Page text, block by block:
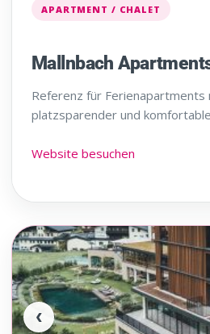
APARTMENT / CHALET
Mallnbach
Referenz für
platzsparender und
Website besuchen
‹